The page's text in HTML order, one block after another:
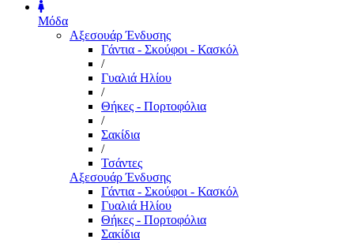
Μόδα
Αξεσουάρ Ένδυσης
Γάντια - Σκούφοι - Κασκόλ
/
Γυαλιά Ηλίου
/
Θήκες - Πορτοφόλια
/
Σακίδια
/
Τσάντες
Αξεσουάρ Ένδυσης
Γάντια - Σκούφοι - Κασκόλ
Γυαλιά Ηλίου
Θήκες - Πορτοφόλια
Σακίδια